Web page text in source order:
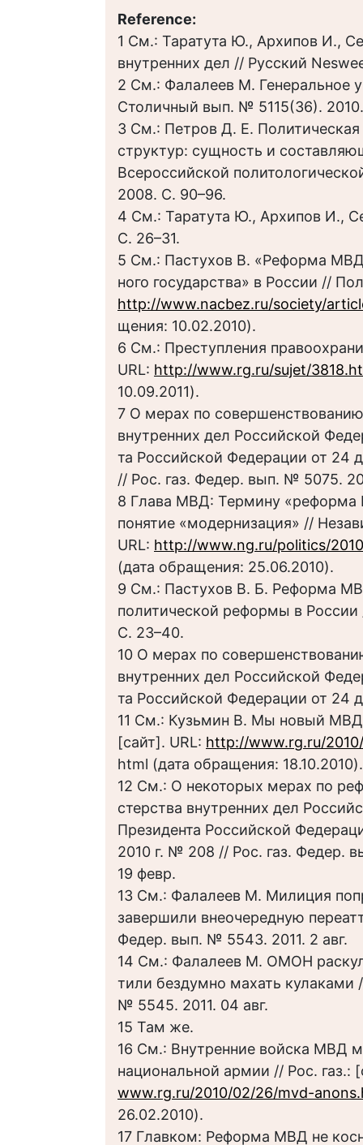
Reference:
1 См.: Таратута Ю., Архипов И.,
внутренних дел // Русский
2 См.: Фалалеев М. Генеральное
Столичный вып. № 5115(36).
3 См.: Петров Д. Е.
структур: сущность и
Всероссийской
2008. С. 90–96.
4 См.: Таратута Ю., Архипов И.,
С. 26–31.
5 См.: Пастухов В. «Реформа
ного государства» в России //
http://www.nacbez.ru/society/
щения: 10.02.2010).
6 См.: Преступления
URL: http://www.rg.ru/sujet/
10.09.2011).
7 О мерах по
внутренних дел Российской
та Российской Федерации от 24
// Рос. газ. Федер. вып. № 5075.
8 Глава МВД: Термину
понятие «модернизация» //
URL: http://www.ng.ru/politics/
(дата обращения: 25.06.2010).
9 См.: Пастухов В. Б. Реформа
политической реформы в
С. 23–40.
10 О мерах по
внутренних дел Российской
та Российской Федерации от 24
11 См.: Кузьмин В. Мы новый МВД
[сайт]. URL: http://www.rg.ru/
html (дата обращения: 18.10.2010).
12 См.: О некоторых мерах по
стерства внутренних дел
Президента Российской
2010 г. № 208 // Рос. газ. Федер.
19 февр.
13 См.: Фалалеев М. Милиция
завершили внеочередную
Федер. вып. № 5543. 2011. 2 авг.
14 См.: Фалалеев М. ОМОН
тили бездумно махать кулаками
№ 5545. 2011. 04 авг.
15 Там же.
16 См.: Внутренние войска МВД
национальной армии // Рос. газ.:
www.rg.ru/2010/02/26/mvd-
26.02.2010).
17 Главком: Реформа МВД не